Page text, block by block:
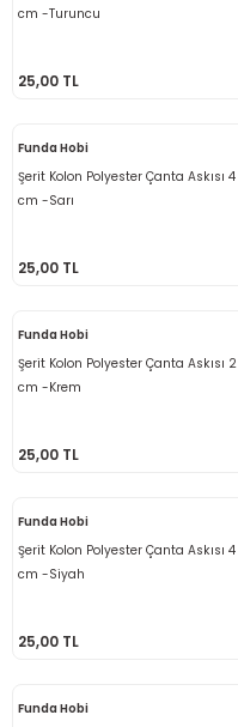
cm -Turuncu
25,00 TL
Funda Hobi
Şerit Kolon Polyester Çanta Askısı 4
cm -Sarı
25,00 TL
Funda Hobi
Şerit Kolon Polyester Çanta Askısı 2
cm -Krem
25,00 TL
Funda Hobi
Şerit Kolon Polyester Çanta Askısı 4
cm -Siyah
25,00 TL
Funda Hobi